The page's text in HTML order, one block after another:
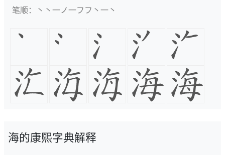
笔顺：丶丶一ノ一フフ丶一丶
海的康熙字典解释